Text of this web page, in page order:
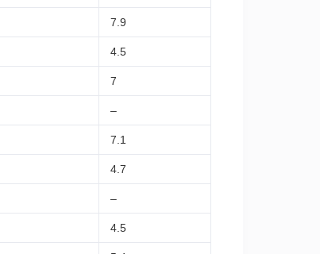
7.9
4.5
7
–
7.1
4.7
–
4.5